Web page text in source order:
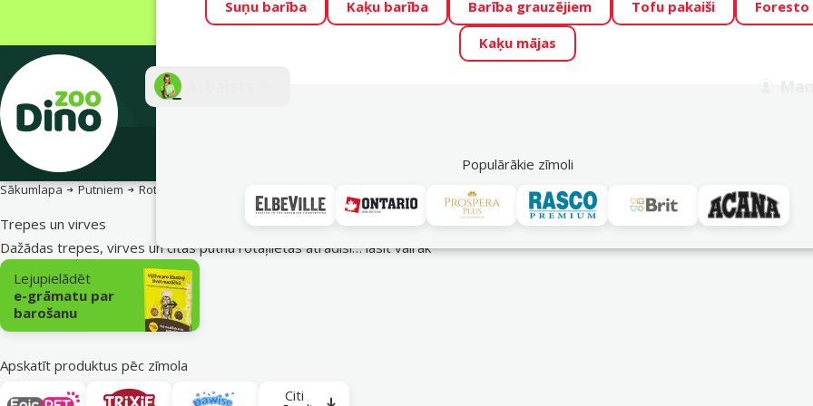
Visu mēnesi Dino Zoo piedāvā lieliskas cenas mīluļu TOP barībām! 🍖 →
Fotokonkurss “GADA ŪSAIŅI”! Varbūt tieši Tavs mīlulis būs 2027. gada
Suņu barība Kaķu barība Barība grauzējiem Tofu pakaiši
Foresto
Kaķu mājas
Populārākie zīmoli
Akciju piedāvājumi
Sākumlapa Putniem Rotaļlietas putniem
Trepes un virves
Dažādas trepes, virves un citas putnu rotaļlietas atradīsi…lasīt vairāk
Apakškategorija
Lejupielādēt
e-grāmatu par
barošanu
Apskatīt produktus pēc zīmola
Citi